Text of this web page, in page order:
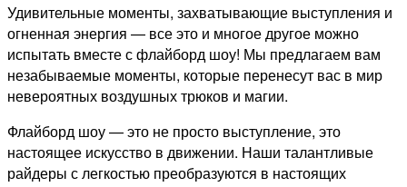
Удивительные моменты, захватывающие выступления и
огненная энергия — все это и многое другое можно
испытать вместе с флайборд шоу! Мы предлагаем вам
незабываемые моменты, которые перенесут вас в мир
невероятных воздушных трюков и магии.
Флайборд шоу — это не просто выступление, это
настоящее искусство в движении. Наши талантливые
райдеры с легкостью преобразуются в настоящих